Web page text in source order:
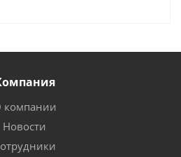
компании
Новости